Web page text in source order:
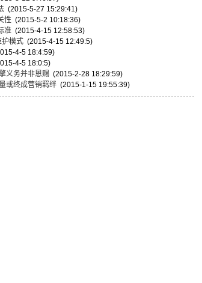
(2015-5-27 15:29:41)
性 (2015-5-2 10:18:36)
准 (2015-4-15 12:58:53)
护模式 (2015-4-15 12:49:5)
4-5 18:4:59)
4-5 18:0:5)
义务并非恩赐 (2015-2-28 18:29:59)
或终成营销羁绊 (2015-1-15 19:55:39)